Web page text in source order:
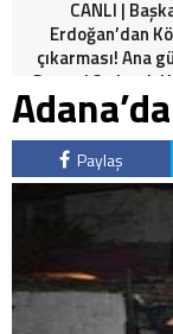
CANLI |
Erdoğan’dan
çıkarması! Ana
Gazze | 3. durak
Paylaş